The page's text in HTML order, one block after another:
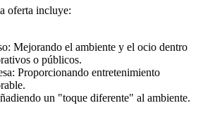
oferta incluye:
Mejorando el ambiente y el ocio dentro
o públicos.
Proporcionando entretenimiento
un "toque diferente" al ambiente.